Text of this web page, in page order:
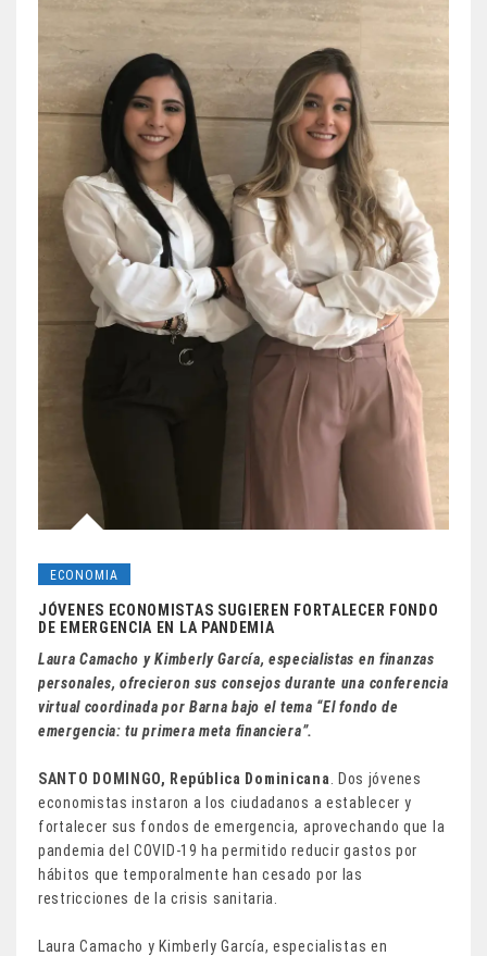
ECONOMIA
JÓVENES ECONOMISTAS SUGIEREN FORTALECER FONDO
DE EMERGENCIA EN LA PANDEMIA
Laura Camacho y Kimberly García, especialistas en finanzas
personales, ofrecieron sus consejos durante una conferencia
virtual coordinada por Barna bajo el tema “El fondo de
emergencia: tu primera meta financiera”.
SANTO DOMINGO, República Dominicana . Dos jóvenes
economistas instaron a los ciudadanos a establecer y
fortalecer sus fondos de emergencia, aprovechando que la
pandemia del COVID-19 ha permitido reducir gastos por
hábitos que temporalmente han cesado por las
restricciones de la crisis sanitaria.
Laura Camacho y Kimberly García, especialistas en